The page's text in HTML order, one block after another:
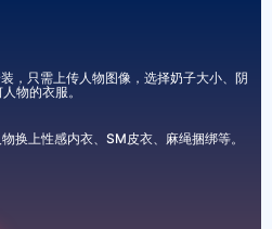
，只需上传人物图像，选择奶子大小、阴
物的衣服。
换上性感内衣、SM皮衣、麻绳捆绑等。